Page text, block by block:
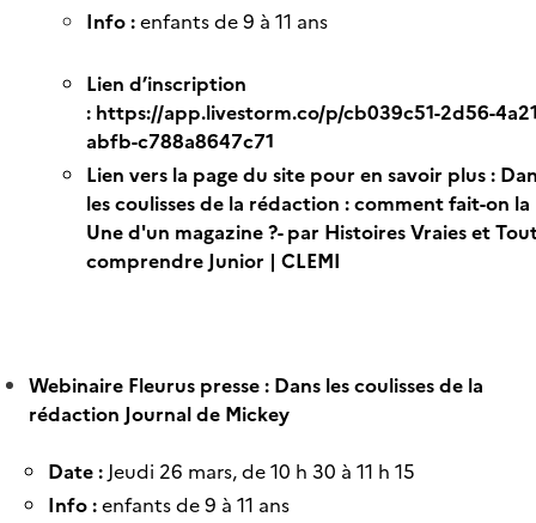
Info :enfants de 9 à 11 ans
Lien d’inscription
: https://app.livestorm.co/p/cb039c51-2d56-
abfb-c788a8647c71
Lien vers la page du site pour en savoir plus :
les coulisses de la rédaction : comment fait-on la
Une d'un magazine ?- par Histoires Vraies et
comprendre Junior | CLEMI
Webinaire Fleurus presse : Dans les coulisses de la
rédaction Journal de Mickey
Date : Jeudi 26 mars, de 10 h 30 à 11 h 15
Info :enfants de 9 à 11 ans